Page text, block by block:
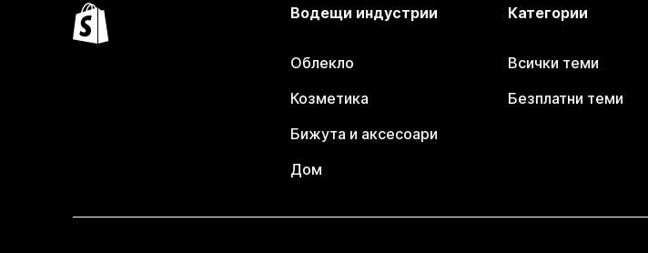
Водещи индустрии
Облекло
Козметика
Бижута и аксесоари
Дом
Категории
Всички теми
Безплатни теми